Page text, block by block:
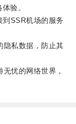
验。
SSR机场的服务
私数据，防止其
忧的网络世界，